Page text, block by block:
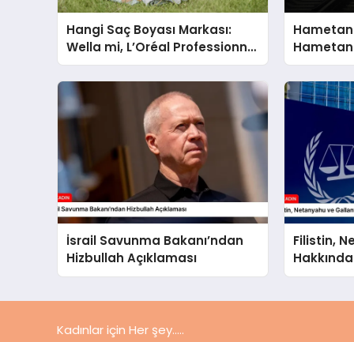
Hangi Saç Boyası Markası:
Wella mi, L’Oréal Professionnel
mi?
Hametan
İsrail Savunma Bakanı’ndan
Hizbullah Açıklaması
Filistin,
UCM’ye
Kadınlar için Her şey.....